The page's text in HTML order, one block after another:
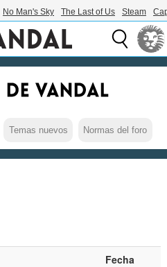
No Man's Sky The Last of Us Steam
Temas nuevos Normas del foro
Fecha